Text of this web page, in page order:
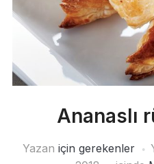
Ananaslı
Yazan için gerekenler